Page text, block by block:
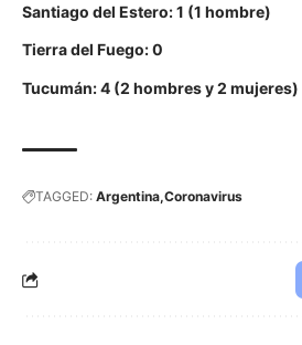
Santiago del Estero: 1 (1 hombre)
Tierra del Fuego: 0
Tucumán: 4 (2 hombres y 2 mujeres)
TAGGED: Argentina Coronavirus